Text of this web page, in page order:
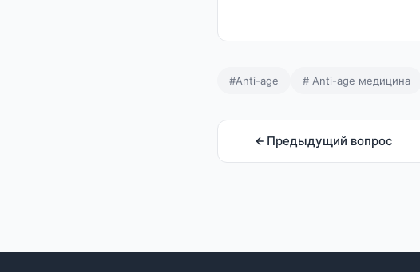
#Anti-age # Anti-age медицина
Предыдущий вопрос